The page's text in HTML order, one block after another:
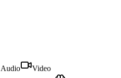
Audio
Video